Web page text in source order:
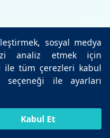
sosyal medya
analiz etmek için
ile tüm çerezleri kabul
seçeneği ile ayarları
Kabul EtBIZE ULAŞIN